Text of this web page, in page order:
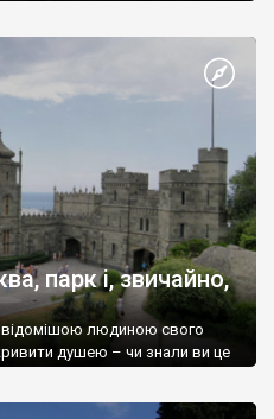
парк і, звичайно,
людиною свого
душею – чи знали ви це